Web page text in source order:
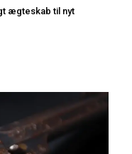
ægteskab til nyt